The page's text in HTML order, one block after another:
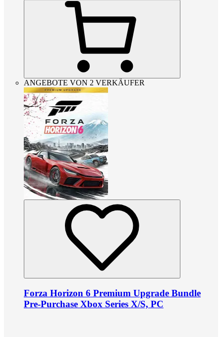
ANGEBOTE VON 2 VERKÄUFER
Forza Horizon 6 Premium Upgrade Bundle
Pre-Purchase Xbox Series X/S, PC